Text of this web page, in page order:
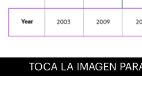
TOCA LA IMAGEN